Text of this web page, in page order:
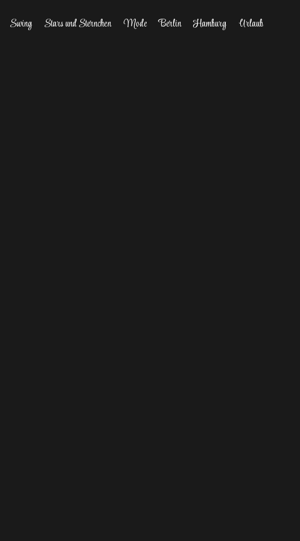
Swing Stars und Sternchen Mode Berlin Hamburg Urlaub